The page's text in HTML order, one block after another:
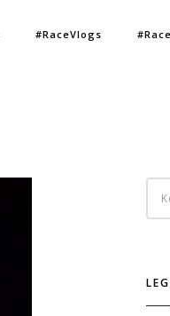
#RaceVlogs